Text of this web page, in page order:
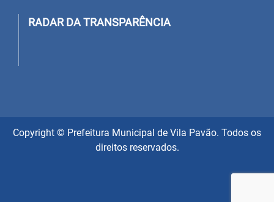
RADAR DA TRANSPARÊNCIA
Copyright © Prefeitura Municipal de Vila Pavão. Todos os
direitos reservados.